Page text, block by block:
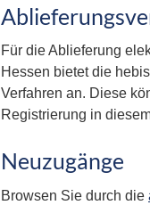
Für die Ablieferung
Hessen bietet die
Verfahren an. Diese
Registrierung in
Neuzugänge
Browsen Sie durch die